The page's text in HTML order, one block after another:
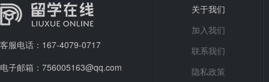
客服电话：167-4079-0717
电子邮箱：756005163@qq.com
关于我们
加入我们
联系我们
隐私政策